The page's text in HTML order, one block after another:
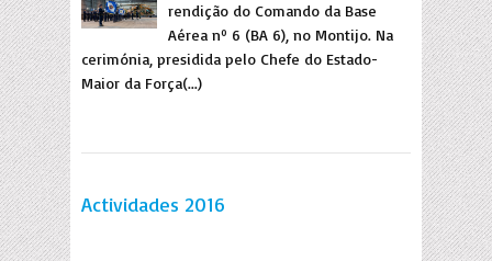
rendição do Comando da Base
Aérea nº 6 (BA 6), no Montijo. Na
cerimónia, presidida pelo Chefe do Estado-
Maior da Força(...)
Actividades 2016